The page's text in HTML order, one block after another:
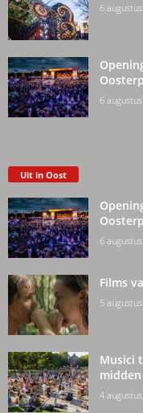
6
6
Uit in Oost
6
Films
5
Musici
4